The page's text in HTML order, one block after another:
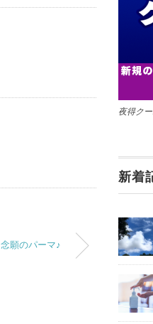
念願のパーマ♪
夜得ク
新着